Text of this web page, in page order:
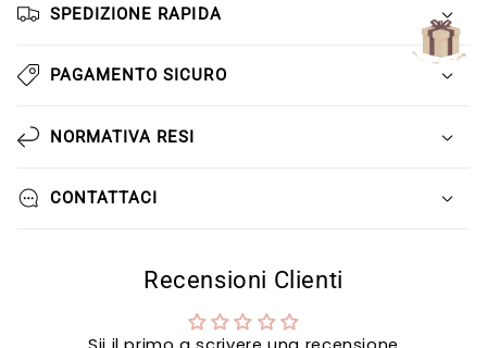
SPEDIZIONE RAPIDA
PAGAMENTO SICURO
NORMATIVA RESI
CONTATTACI
Recensioni Clienti